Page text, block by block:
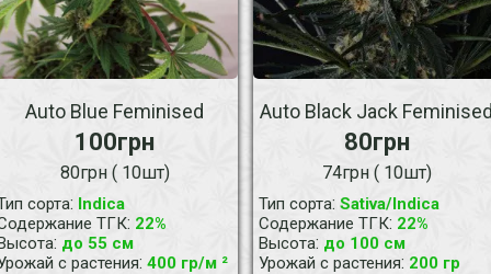
Auto Blue Feminised
100грн
80грн ( 10шт)
сорта: Indica
ТГК: 22%
: до 55 см
с растения: 400 гр/м ²
Auto Black Jack
80грн
74грн ( 10шт)
Тип сорта: Sativa/Indica
Содержание ТГК: 22%
Высота: до 100 см
Урожай с растения: 200 гр